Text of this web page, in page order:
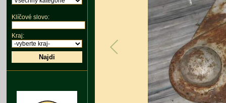
Klíčové slovo:
Kraj:
Najdi